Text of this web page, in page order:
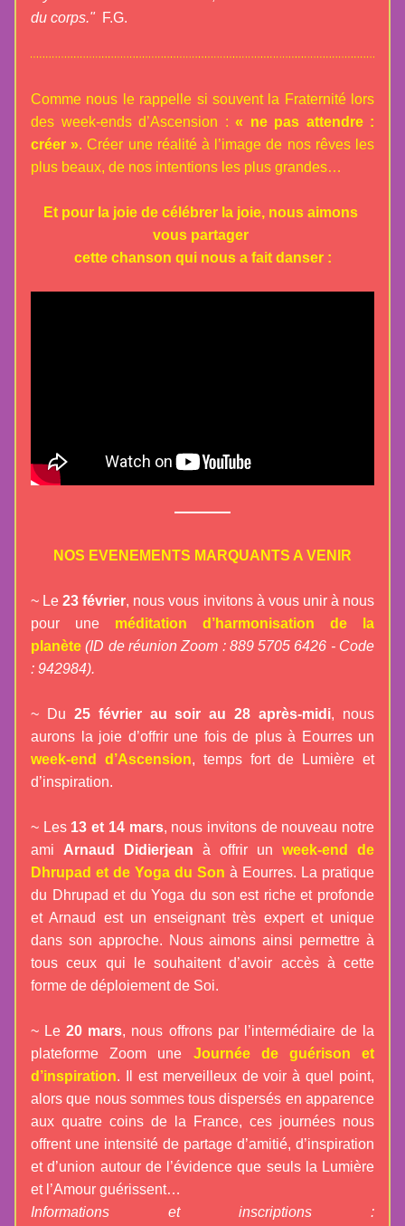
du corps." F.G.
Comme nous le rappelle si souvent la Fraternité lors
des week-ends d’Ascension : « ne pas attendre :
créer ». Créer une réalité à l’image de nos rêves les
plus beaux, de nos intentions les p lus grandes…
Et pour la joie de célébrer la joie, nous aimons
vous partager
cette chanson qui nous a fait danser :
NOS EVENEMENTS MARQUANTS A VENIR
~ Le 23 février, nous vous invitons à vous unir à nous
pour une méditation d’harmonisation de la
planète (ID de réunion Zoom : 889 5705 6426 - Code
: 942984).
~ Du 25 février au soir au 28 après-midi, nous
week-end d’Ascension, temps fort de Lumière et
d’inspiration.
~ Les 13 et 14 mars, nous invitons de nouveau notre
ami Arnaud Didierjean à offrir un week-end de
Dhrupad et de Yoga du Son à Eourres. La pratique
du Dhrupad et du Yoga du son est riche et profonde
et Arnaud est un enseignant très expert et unique
dans son approche. Nous aimons ainsi permettre à
tous ceux qui le souhaitent d’avoir accès à cette
forme de déploiement de Soi.
~ Le 20 mars, nous offrons par l’intermédiaire de la
plateforme Zoom une Journée de guérison et
d’inspiration. Il est merveilleux de voir à quel point,
alors que nous sommes tous dispersés en apparence
aux quatre coins de la France, ces journées nous
offrent une intensité de partage d’amitié, d’inspiration
et d’union autour de l’évidence que seuls la Lumière
et l’Amour guérissent…
Informations et inscriptions :